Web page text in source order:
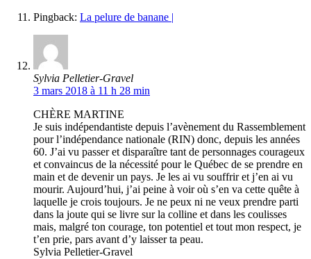
Pingback: La pelure de banane |
Sylvia Pelletier-Gravel
3 mars 2018 à 11 h 28 min
CHÈRE MARTINE
Je suis indépendantiste depuis l’avènement du Rassemblement
pour l’indépendance nationale (RIN) donc, depuis les années
60. J’ai vu passer et disparaître tant de personnages courageux
et convaincus de la nécessité pour le Québec de se prendre en
main et de devenir un pays. Je les ai vu souffrir et j’en ai vu
mourir. Aujourd’hui, j’ai peine à voir où s’en va cette quête à
laquelle je crois toujours. Je ne peux ni ne veux prendre parti
dans la joute qui se livre sur la colline et dans les coulisses
mais, malgré ton courage, ton potentiel et tout mon respect, je
t’en prie, pars avant d’y laisser ta peau.
Sylvia Pelletier-Gravel